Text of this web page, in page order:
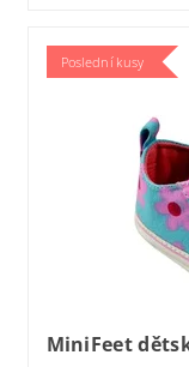
Poslední kusy
MiniFeet